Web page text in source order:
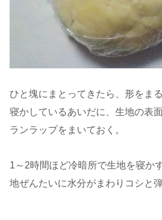
ひと塊にまとってきたら、形をま
寝かしているあいだに、生地の表
ランラップをまいておく。
1～2時間ほど冷暗所で生地を寝か
地ぜんたいに水分がまわりコシと